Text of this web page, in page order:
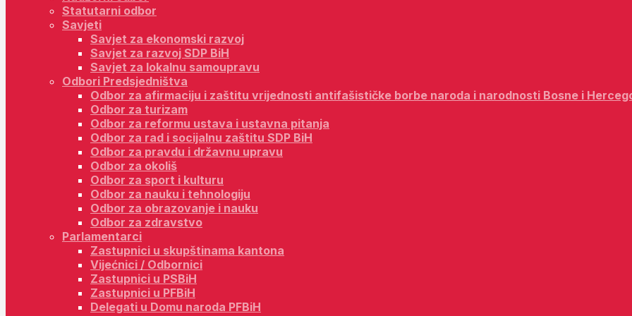
Statutarni odbor
Savjeti
Savjet za ekonomski razvoj
Savjet za razvoj SDP BiH
Savjet za lokalnu samoupravu
Odbori Predsjedništva
Odbor za afirmaciju i zaštitu vrijednosti antifašističke borbe naroda i narodnosti Bosne i
Odbor za turizam
Odbor za reformu ustava i ustavna pitanja
Odbor za rad i socijalnu zaštitu SDP BiH
Odbor za pravdu i državnu upravu
Odbor za okoliš
Odbor za sport i kulturu
Odbor za nauku i tehnologiju
Odbor za obrazovanje i nauku
Odbor za zdravstvo
Parlamentarci
Zastupnici u skupštinama kantona
Vijećnici / Odbornici
Zastupnici u PSBiH
Zastupnici u PFBiH
Delegati u Domu naroda PFBiH